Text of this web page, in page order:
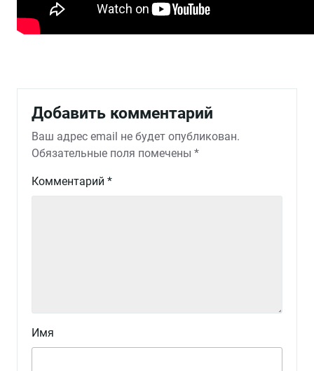
Добавить комментарий
Ваш адрес email не будет опубликован.
Обязательные поля помечены *
Комментарий *
Имя